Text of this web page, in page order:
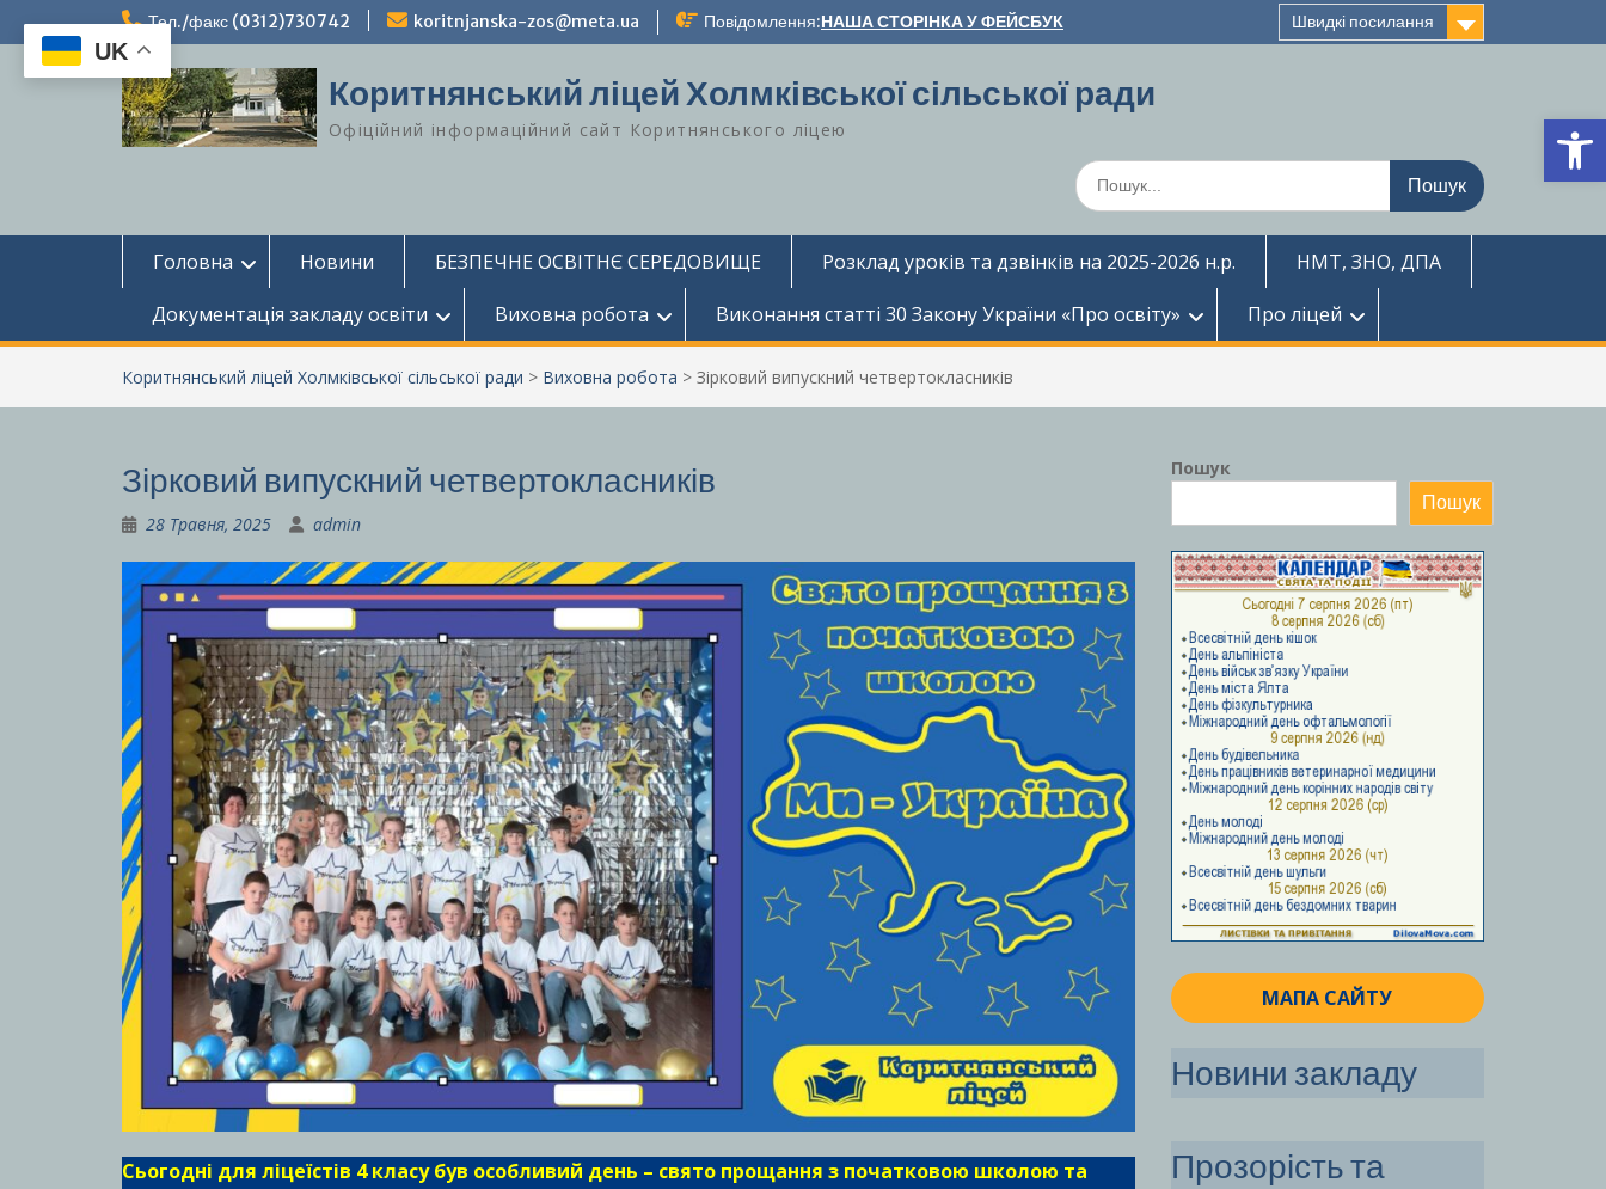
вмісту
Тел./факс (0312)730742 koritnjanska-zos@meta.ua Повідомлення:НАША СТОРІНКА У ФЕЙСБУК Швидкі посилання
Коритнянський ліцей Холмківської сільської ради
Офіційний інформаційний сайт Коритнянського ліцею
Шукати:
Головна Новини БЕЗПЕЧНЕ ОСВІТНЄ СЕРЕДОВИЩЕ Розклад уроків та дзвінків на 2025-2026 н.р.
НМТ, ЗНО, ДПА
Документація закладу освіти
Виховна робота Виконання статті 30 Закону України «Про освіту» Про ліцей
Коритнянський ліцей Холмківської сільської ради > Виховна робота > Зірковий випускний четвертокласників
Зірковий випускний четвертокласників
28 Травня, 2025 admin
Сьогодні для ліцеїстів 4 класу був особливий день – свято прощання з початковою школою та
Пошук
Пошук
МАПА САЙТУ
Новини закладу
Прозорість та
UK